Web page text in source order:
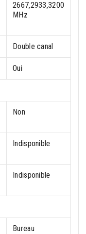
2667,2933,3200
MHz
Double canal
Oui
Non
Indisponible
Indisponible
Bureau